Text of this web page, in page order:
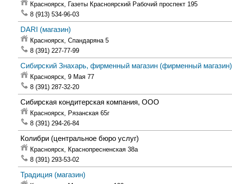
Красноярск, Газеты Красноярский Рабочий проспект 195
8 (913) 534-96-03
DARI (магазин)
Красноярск, Спандаряна 5
8 (391) 227-77-99
Сибирский Знахарь, фирменный магазин (фирменный магазин)
Красноярск, 9 Мая 77
8 (391) 287-32-20
Сибирская кондитерская компания, ООО
Красноярск, Рязанская 65г
8 (391) 294-26-84
Колибри (центральное бюро услуг)
Красноярск, Краснопресненская 38а
8 (391) 293-53-02
Традиция (магазин)